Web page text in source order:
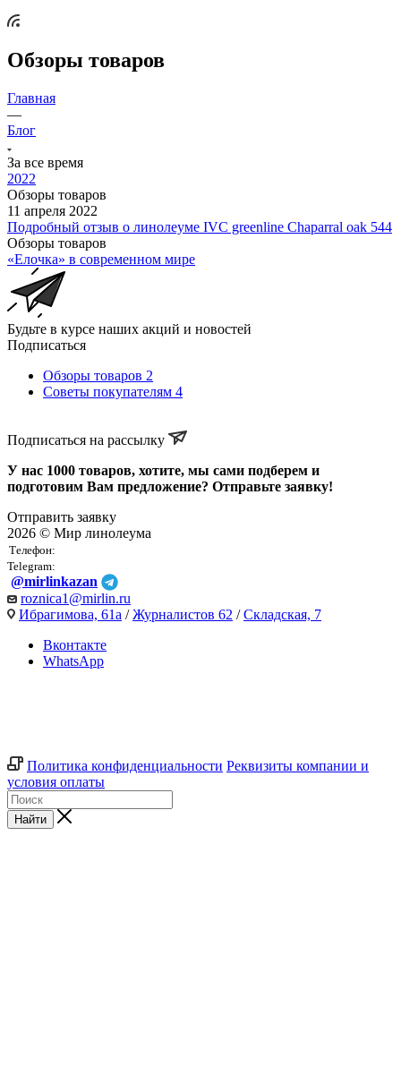
Обзоры товаров
Главная
—
Блог
За все время
2022
Обзоры товаров
11 апреля 2022
Подробный отзыв о линолеуме IVC greenline Chaparral oak 544
Обзоры товаров
«Елочка» в современном мире
Будьте в курсе наших акций и новостей
Подписаться
Обзоры товаров 2
Советы покупателям 4
Подписаться на рассылку
У нас 1000 товаров, хотите, мы сами подберем и
подготовим Вам предложение? Отправьте заявку!
Отправить заявку
2026 © Мир линолеума
Телефон:
Telegram:
@mirlinkazan
roznica1@mirlin.ru
Ибрагимова, 61а /Журналистов 62 /Складская, 7
Вконтакте
WhatsApp
Политика конфиденциальности Реквизиты компании и
условия оплаты
Найти